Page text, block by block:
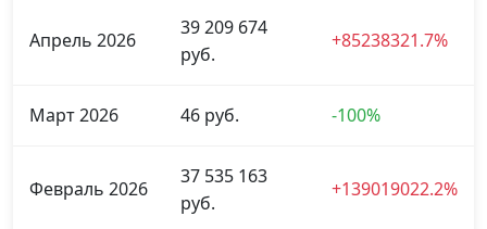
Апрель 2026
39 209 674
руб.
+85238321.7%
Март 2026 46 руб. -100%
Февраль 2026
37 535 163
руб.
+139019022.2%